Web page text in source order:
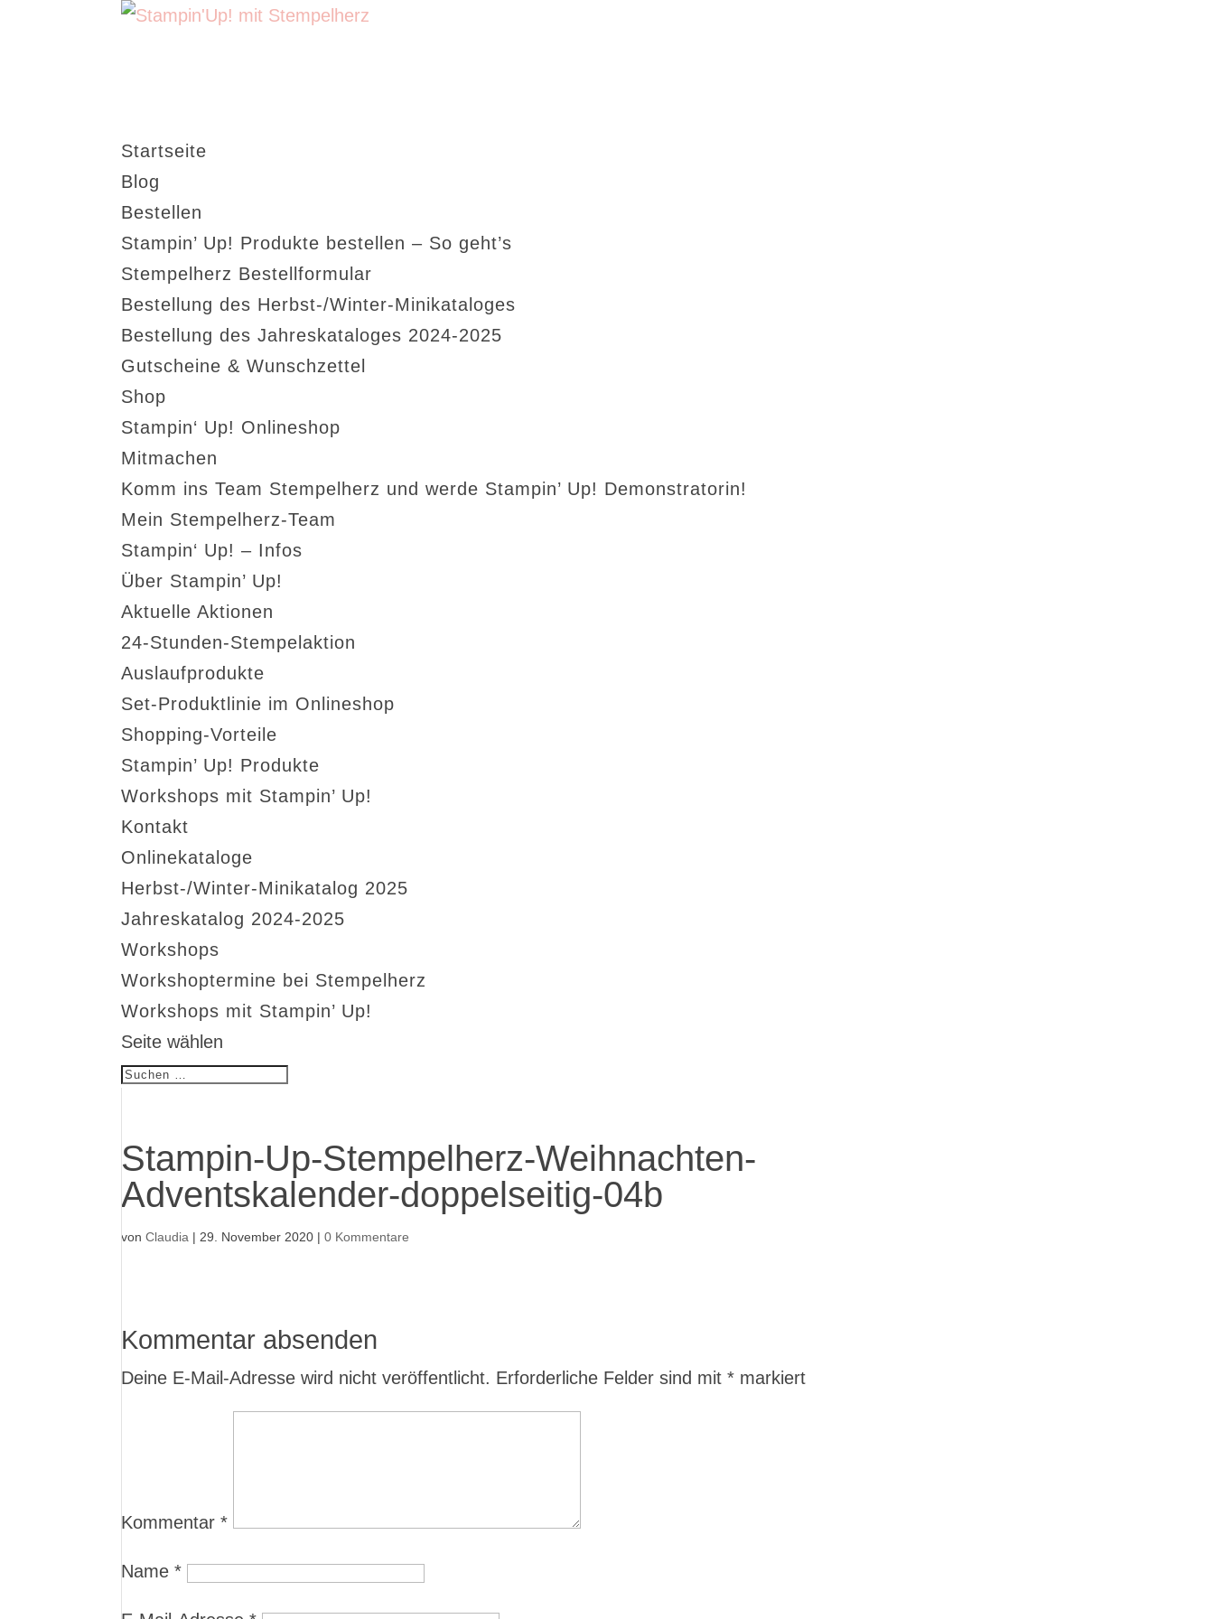
Startseite
Blog
Bestellen
Stampin’ Up! Produkte bestellen – So geht’s
Stempelherz Bestellformular
Bestellung des Herbst-/Winter-Minikataloges
Bestellung des Jahreskataloges 2024-2025
Gutscheine & Wunschzettel
Shop
Stampin‘ Up! Onlineshop
Mitmachen
Komm ins Team Stempelherz und werde Stampin’ Up! Demonstratorin!
Mein Stempelherz-Team
Stampin‘ Up! – Infos
Über Stampin’ Up!
Aktuelle Aktionen
24-Stunden-Stempelaktion
Auslaufprodukte
Set-Produktlinie im Onlineshop
Shopping-Vorteile
Stampin’ Up! Produkte
Workshops mit Stampin’ Up!
Kontakt
Onlinekataloge
Herbst-/Winter-Minikatalog 2025
Jahreskatalog 2024-2025
Workshops
Workshoptermine bei Stempelherz
Workshops mit Stampin’ Up!
Seite wählen
Stampin-Up-Stempelherz-Weihnachten-
Adventskalender-doppelseitig-04b
vonClaudia | 29. November 2020 |0 Kommentare
Kommentar absenden
Deine E-Mail-Adresse wird nicht veröffentlicht. Erforderliche Felder sind mit* markiert
Kommentar*
Name*